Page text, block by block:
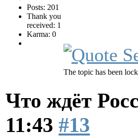
Posts: 201
Thank you
received: 1
Karma: 0
The topic has been
Что ждёт
11:43 #13